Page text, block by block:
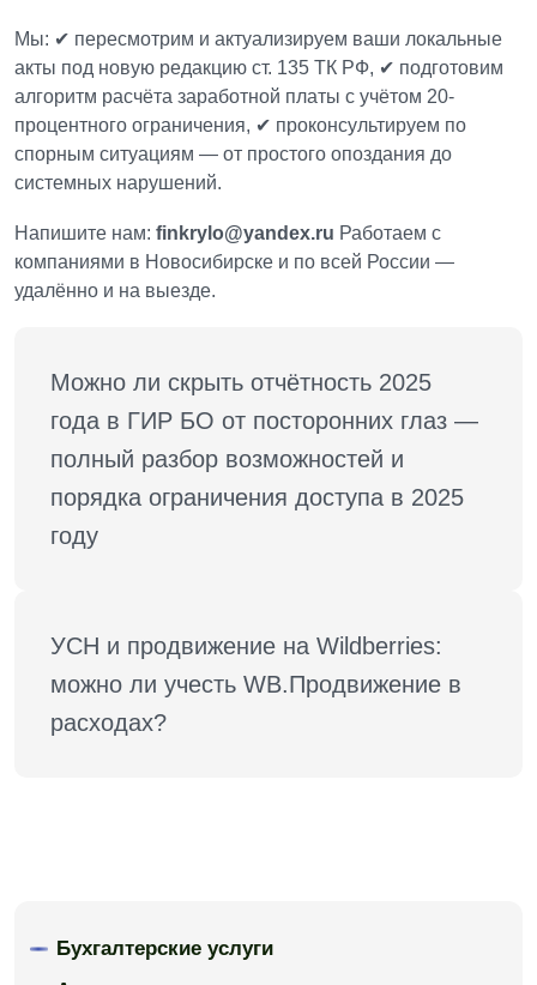
Мы: ✔ пересмотрим и актуализируем ваши локальные
акты под новую редакцию ст. 135 ТК РФ, ✔ подготовим
алгоритм расчёта заработной платы с учётом 20-
процентного ограничения, ✔ проконсультируем по
спорным ситуациям — от простого опоздания до
системных нарушений.
Напишите нам: finkrylo@yandex.ru Работаем с
компаниями в Новосибирске и по всей России —
удалённо и на выезде.
Можно ли скрыть отчётность 2025
года в ГИР БО от посторонних глаз —
полный разбор возможностей и
порядка ограничения доступа в 2025
году
УСН и продвижение на Wildberries:
можно ли учесть WB.Продвижение в
расходах?
Бухгалтерские услуги